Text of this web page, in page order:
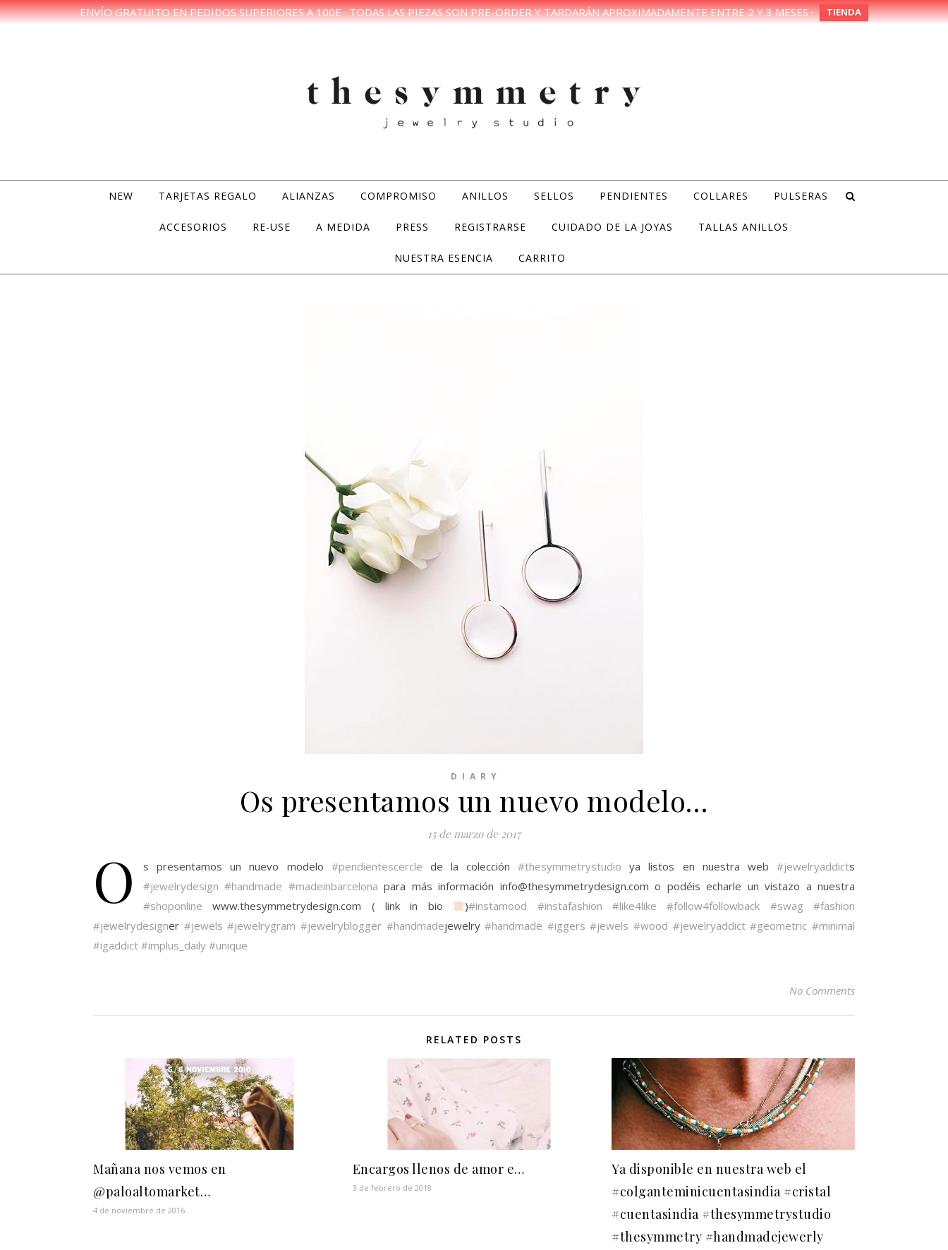
ENVÍO GRATUITO EN PEDIDOS SUPERIORES A 100E · TODAS LAS PIEZAS SON PRE-ORDER Y TARDARÁN APROXIMADAMENTE ENTRE 2 Y 3 MESES · TIENDA
NEW TARJETAS REGALO ALIANZAS COMPROMISO ANILLOS SELLOS PENDIENTES COLLARES PULSERAS
ACCESORIOS RE-USE A MEDIDA PRESS REGISTRARSE CUIDADO DE LA JOYAS TALLAS ANILLOS
NUESTRA ESENCIA CARRITO
D I A R Y
Os presentamos un nuevo modelo…
15 de marzo de 2017
O s presentamos un nuevo modelo #pendientescercle de la colección#thesymmetrystudio ya listos en nuestra web#jewelryaddicts
#jewelrydesign #handmade #madeinbarcelona para más información info@thesymmetrydesign.com o podéis echarle un vistazo a nuestra
#shoponline www.thesymmetrydesign.com ( link in bio )#instamood #instafashion #like4like #follow4followback #swag
#fashion
#jewelrydesigner #jewels #jewelrygram #jewelryblogger #handmadejewelry#handmade #iggers #jewels #wood #jewelryaddict #geometric #minimal
#igaddict #implus_daily #unique
No Comments
RELATED POSTS
Mañana nos vemos en
@paloaltomarket…
4 de noviembre de 2016
Encargos llenos de amor e…
3 de febrero de 2018
Ya disponible en nuestra web el
#colganteminicuentasindia #cristal
#cuentasindia #thesymmetrystudio
#thesymmetry #handmadejewerly